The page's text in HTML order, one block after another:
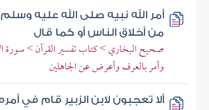
أمر الله نبيه صلى الله عليه
من أخلاق الناس أو كما قال
صحيح البخاري > كتاب تفسير القرآن > سورة
وأمر بالعرف وأعرض عن الجاهلين
ألا تعجبون لابن الزبير قام في